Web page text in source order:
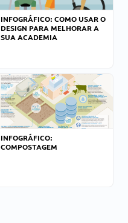
INFOGRÁFICO: COMO USAR O
DESIGN PARA MELHORAR A
SUA ACADEMIA
INFOGRÁFICO:
COMPOSTAGEM